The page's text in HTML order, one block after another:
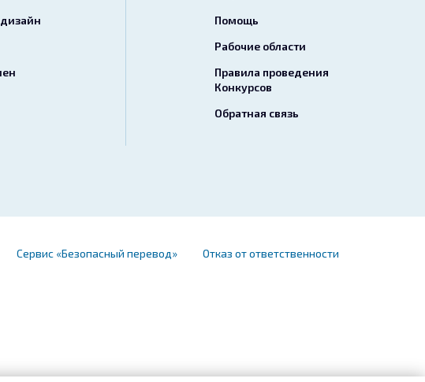
Помощь
Рабочие области
Правила проведения
Конкурсов
Обратная связь
Сервис «Безопасный перевод» Отказ от ответственности